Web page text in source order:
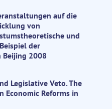
auf die
von
und
der
Beijing 2008
Legislative Veto. The
Economic Reforms in